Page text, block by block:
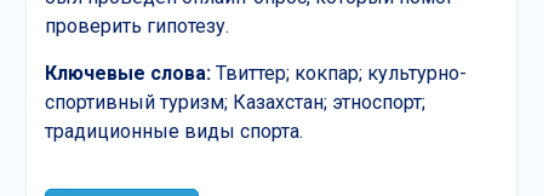
проверить гипотезу.
Ключевые слова:Твиттер; кокпар; культурно-
спортивный туризм; Казахстан; этноспорт;
традиционные виды спорта.